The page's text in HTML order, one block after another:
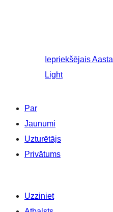
IepriekšējaisAasta
Light
Par
Jaunumi
Uzturētājs
Privātums
Uzziniet